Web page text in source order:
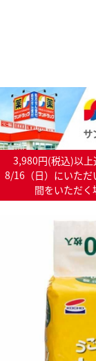
3,980円(税込)以
8/16（日）にいただ
間をいただく